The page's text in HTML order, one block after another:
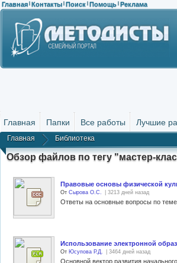
Главная | Контакты | Поиск | Помощь | Реклама
Главная Папки Все работы Лучшие
Главная Библиотека
Обзор файлов по тегу "мастер-
Правовые основы физической
От Сырова О.С. | 3213 дней назад
Ответы на основные вопросы по
Использование электронной
От Юсупова Р.Д. | 3464 дней назад